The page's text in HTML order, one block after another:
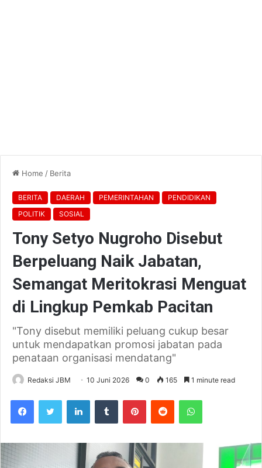
Home / Berita
BERITA DAERAH PEMERINTAHAN
PENDIDIKAN
POLITIK
SOSIAL
Tony Setyo Nugroho Disebut
Berpeluang Naik Jabatan,
Semangat Meritokrasi Menguat
di Lingkup Pemkab Pacitan
"Tony disebut memiliki peluang cukup besar
untuk mendapatkan promosi jabatan pada
penataan organisasi mendatang"
Redaksi JBM 10 Juni 2026 0 165 1 minute read